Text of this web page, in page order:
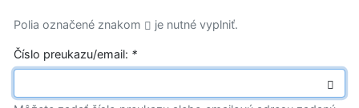
Polia označené znakom je nutné vyplniť.
Číslo preukazu/email: *